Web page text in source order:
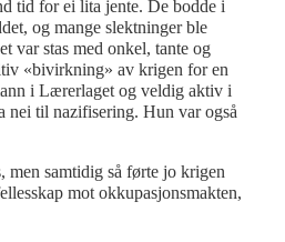
tid for ei lita jente. De bodde i
og mange slektninger ble
var stas med onkel, tante og
«bivirkning» av krigen for en
i Lærerlaget og veldig aktiv i
nei til nazifisering. Hun var også
men samtidig så førte jo krigen
mot okkupasjonsmakten,